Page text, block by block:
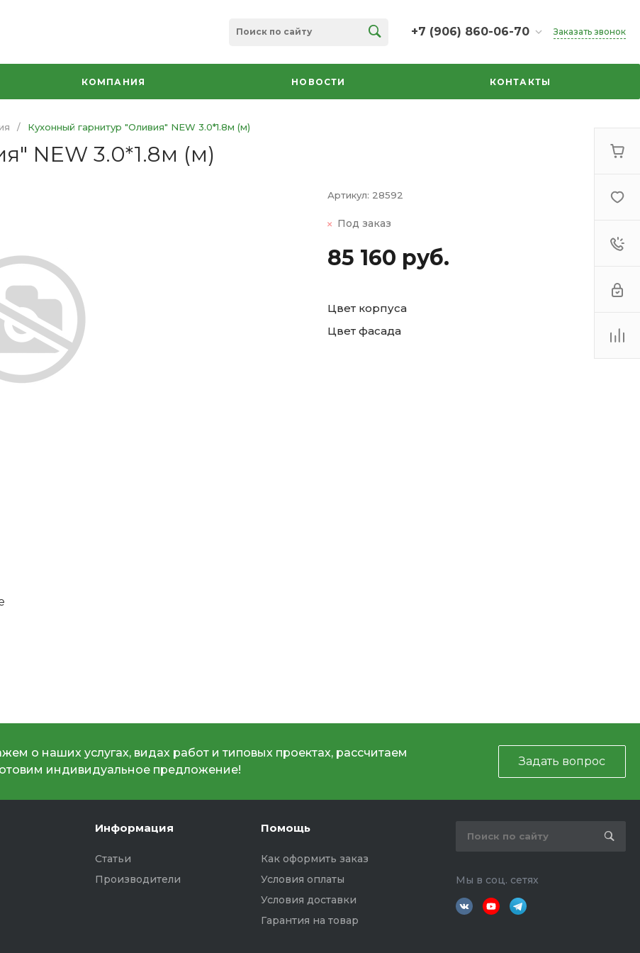
+7 (906) 860-06-70
+7 (906) 860-06-70
г. Челябинск, ТК Кольцо,
секция 35
Заказать звонок
КОМПАНИЯ НОВОСТИ КОНТАКТЫ
/ Кухонный гарнитур "Оливия" NEW 3.0*1.8м (м)
NEW 3.0*1.8м (м)
Артикул: 28592
Под заказ
85 160 руб.
Цвет корпуса
Цвет фасада
о наших услугах, видах работ и типовых проектах, рассчитаем
индивидуальное предложение!
Задать вопрос
Информация
Статьи
Производители
Помощь
Как оформить заказ
Условия оплаты
Условия доставки
Гарантия на товар
Мы в соц. сетях